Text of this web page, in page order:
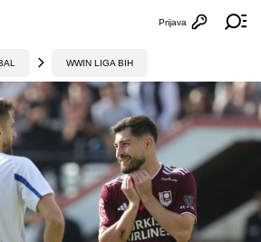
Otvori
Prijava
WWIN LIGA BIH